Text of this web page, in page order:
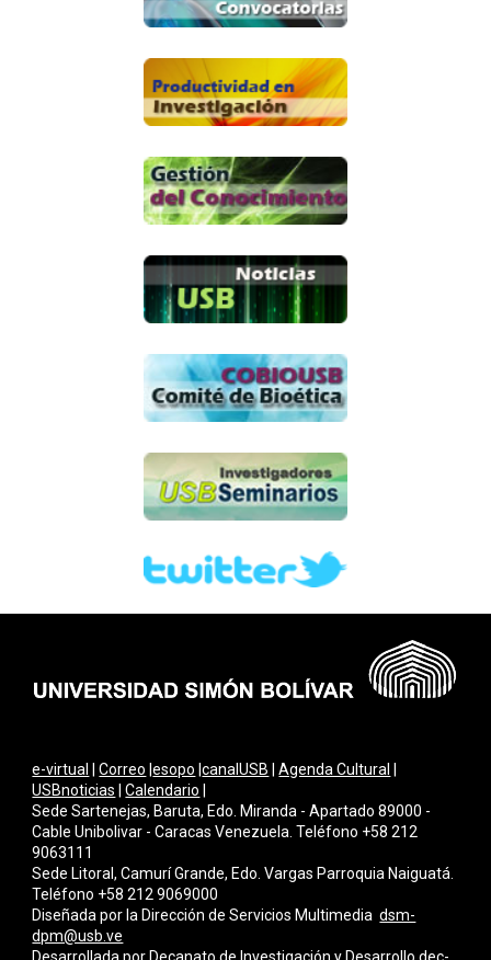
e-virtual |Correo |esopo |canalUSB |Agenda Cultural
USBnoticias |Calendario
Sede Sartenejas, Baruta, Edo. Miranda - Apartado 89000 -
Cable Unibolivar - Caracas Venezuela. Teléfono +58 212
9063111
Sede Litoral, Camurí Grande, Edo. Vargas Parroquia Naiguatá.
Teléfono +58 212 9069000
Diseñada por la Dirección de Servicios Multimediadsm-
dpm@usb.ve